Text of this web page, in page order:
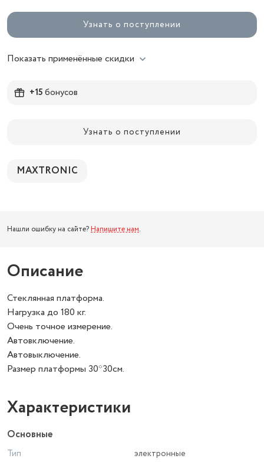
Узнать о поступлении
Показать применённые скидки
+15бонусов
Узнать о поступлении
MAXTRONIC
Нашли ошибку на сайте? Напишите нам.
Описание
Стеклянная платформа.
Нагрузка до 180 кг.
Очень точное измерение.
Автовключение.
Автовыключение.
Размер платформы 30*30см.
Характеристики
Основные
Тип
электронные